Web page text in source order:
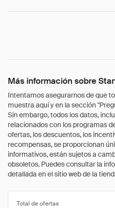
Más información sobre
Intentamos asegurarnos de que
muestra aquí y en la sección
Sin embargo, todos los datos,
relacionados con los programas
ofertas, los descuentos, los
recompensas, se proporcionan
informativos, están sujetos a
obsoletos. Puedes consultar la
detallada en el sitio web de la
Total de ofertas